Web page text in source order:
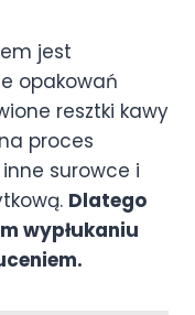
jest
opakowań
resztki kawy
proces
surowce i
Dlatego
wypłukaniu